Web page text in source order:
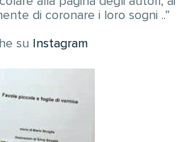
di coronare i loro sogni ..”
su Instagram